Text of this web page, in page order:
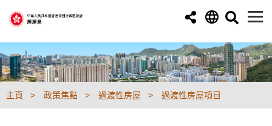
主頁 政策焦點 過渡性房屋 過渡性房屋項目